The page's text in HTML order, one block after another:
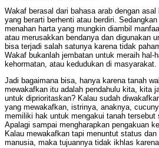
Wakaf berasal dari bahasa arab dengan
yang berarti berhenti atau berdiri.
menahan harta yang mungkin diambil
atau merusakkan bendanya dan digunakan
bisa terjadi salah satunya karena tidak
Wakaf bukanlah jembatan untuk meraih hal-
kehormatan, atau kedudukan di masyarakat.
Jadi bagaimana bisa, hanya karena tanah
mewakafkan itu adalah pendahulu kita, kita
untuk diprioritaskan? Kalau sudah
yang mewakafkan, istrinya, anaknya,
memiliki hak untuk mengakui tanah tersebut
Apalagi sampai mengharapkan pengakuan
Kalau mewakafkan tapi menuntut status
manusia, maka tujuannya tidak ikhlas